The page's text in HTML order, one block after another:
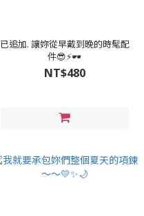
已追加. 讓妳從早戴到晚的時髦配
件😎⚡🕶
NT$480